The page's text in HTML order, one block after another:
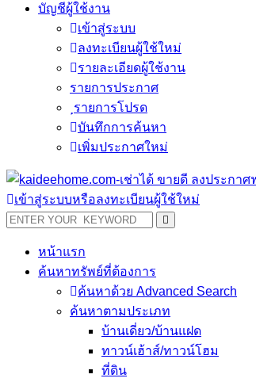
บัญชีผู้ใช้งาน
เข้าสู่ระบบ
ลงทะเบียนผู้ใช้ใหม่
รายละเอียดผู้ใช้งาน
รายการประกาศ
รายการโปรด
บันทึกการค้นหา
เพิ่มประกาศใหม่
เข้าสู่ระบบหรือลงทะเบียนผู้ใช้ใหม่
หน้าแรก
ค้นหาทรัพย์ที่ต้องการ
ค้นหาด้วย Advanced Search
ค้นหาตามประเภท
บ้านเดี่ยว/บ้านแฝด
ทาวน์เฮ้าส์/ทาวน์โฮม
ที่ดิน